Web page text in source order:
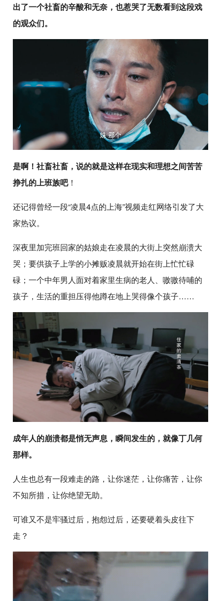
出了一个社畜的辛酸和无奈，也惹哭了无数看到这段戏
的观众们。
是啊！社畜社畜，说的就是这样在现实和理想之间苦苦
挣扎的上班族吧！
还记得曾经一段“凌晨4点的上海”视频走红网络引发了大
家热议。
深夜里加完班回家的姑娘走在凌晨的大街上突然崩溃大
哭；要供孩子上学的小摊贩凌晨就开始在街上忙忙碌
碌；一个中年男人面对着家里生病的老人、嗷嗷待哺的
孩子，生活的重担压得他蹲在地上哭得像个孩子……
成年人的崩溃都是悄无声息，瞬间发生的，就像丁几何
那样。
人生也总有一段难走的路，让你迷茫，让你痛苦，让你
不知所措，让你绝望无助。
可谁又不是牢骚过后，抱怨过后，还要硬着头皮往下
走？